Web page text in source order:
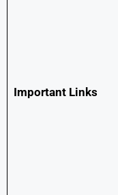
Important Links